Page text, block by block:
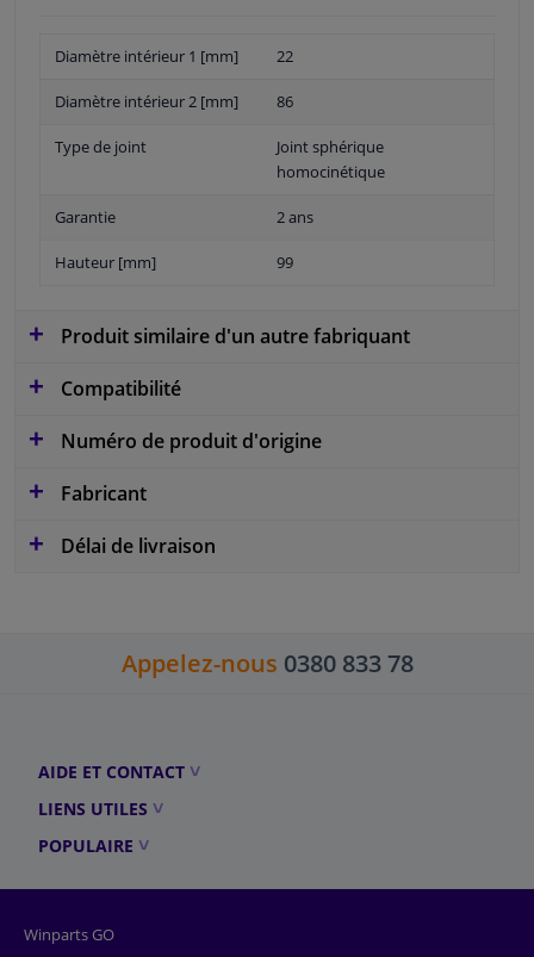
Diamètre intérieur 1 [mm] 22
Diamètre intérieur 2 [mm] 86
Type de joint
Joint sphérique
homocinétique
Garantie 2 ans
Hauteur [mm] 99
Produit similaire d'un autre fabriquant
Compatibilité
Numéro de produit d'origine
Fabricant
Délai de livraison
Appelez-nous 0380 833 78
AIDE ET CONTACT
LIENS UTILES
POPULAIRE
Winparts GO